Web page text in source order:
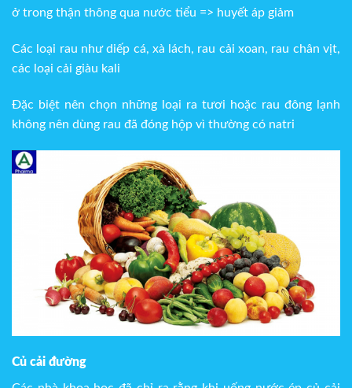
ở trong thận thông qua nước tiểu => huyết áp giảm
Các loại rau như diếp cá, xà lách, rau cải xoan, rau chân vịt,
các loại cải giàu kali
Đặc biệt nên chọn những loại ra tươi hoặc rau đông lạnh
không nên dùng rau đã đóng hộp vì thường có natri
Củ cải đường